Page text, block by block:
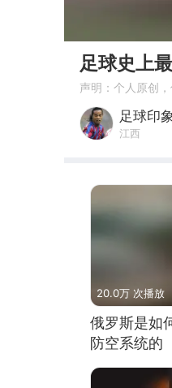
足球史上
声明：个人原创
足球印
江西
20.0万 次播放
俄罗斯是如
防空系统的